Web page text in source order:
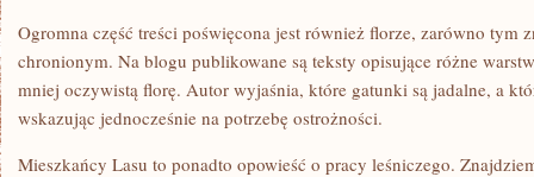
Ogromna część treści poświęcona jest również florze, zarówno tym
chronionym. Na blogu publikowane są teksty opisujące różne
mniej oczywistą florę. Autor wyjaśnia, które gatunki są jadalne, a
wskazując jednocześnie na potrzebę ostrożności.
Mieszkańcy Lasu to ponadto opowieść o pracy leśniczego.